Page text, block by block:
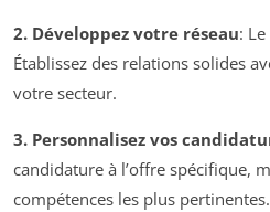
2. Développez votre réseau:
Établissez des relations solides
votre secteur.
3. Personnalisez vos
candidature à l’offre spécifique,
compétences les plus pertinentes.